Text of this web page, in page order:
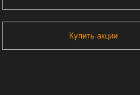
Купить акции